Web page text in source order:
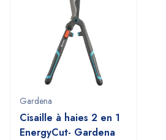
Gardena
Cisaille à haies 2 en 1
EnergyCut- Gardena